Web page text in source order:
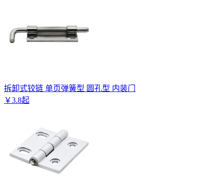
拆卸式铰链 单页弹簧型 圆孔型 内装门
￥3.8起